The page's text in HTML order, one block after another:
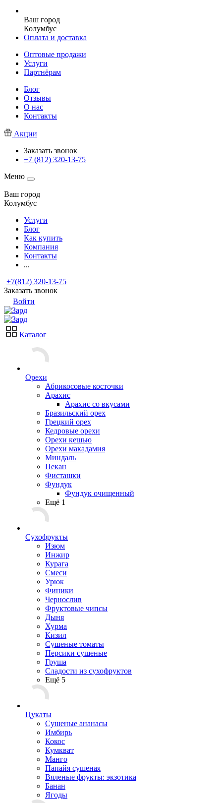
Ваш город
Колумбус
Оплата и доставка
Оптовые продажи
Услуги
Партнёрам
Блог
Отзывы
О нас
Контакты
Акции
Заказать звонок
+7 (812) 320-13-75
Меню
Ваш город
Колумбус
Услуги
Блог
Как купить
Компания
Контакты
...
+7(812) 320-13-75
Заказать звонок
Войти
Каталог
Орехи
Абрикосовые косточки
Арахис
Арахис со вкусами
Бразильский орех
Грецкий орех
Кедровые орехи
Орехи кешью
Орехи макадамия
Миндаль
Пекан
Фисташки
Фундук
Фундук очищенный
Ещё 1
Сухофрукты
Изюм
Инжир
Курага
Смеси
Урюк
Финики
Чернослив
Фруктовые чипсы
Дыня
Хурма
Кизил
Сушеные томаты
Персики сушеные
Груша
Сладости из сухофруктов
Ещё 5
Цукаты
Cушеные ананасы
Имбирь
Кокос
Кумкват
Манго
Папайя сушеная
Вяленые фрукты: экзотика
Банан
Ягоды